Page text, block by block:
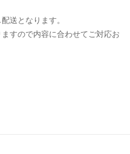
送となります。
すので内容に合わせてご対応お